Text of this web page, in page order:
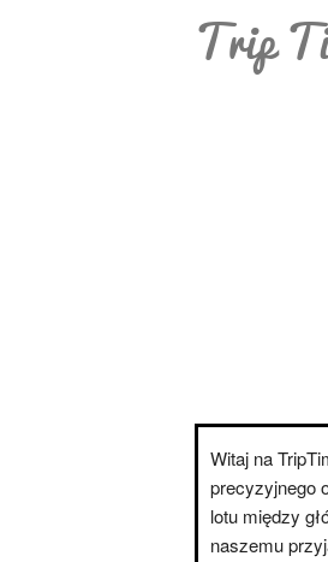
Trip
Witaj na
precyzyjnego
lotu między
naszemu